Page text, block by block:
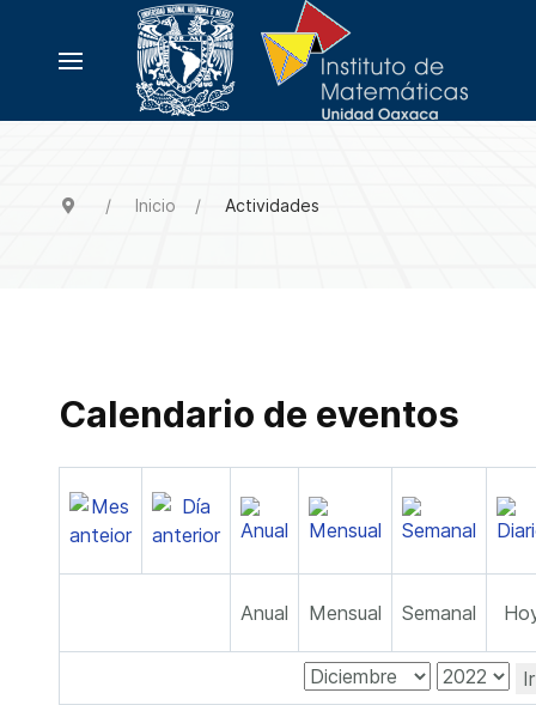
Inicio Actividades
Calendario de eventos
Anual Mensual Semanal